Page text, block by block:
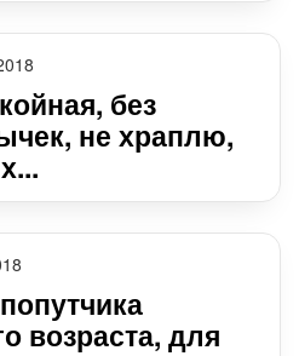
без
не храплю,
возраста, для